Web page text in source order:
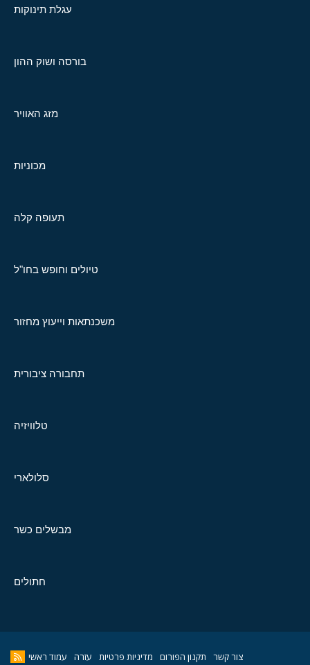
עגלת תינוקות
בורסה ושוק ההון
מזג האוויר
מכוניות
תעופה קלה
טיולים וחופש בחו"ל
משכנתאות וייעוץ מחזור
תחבורה ציבורית
טלוויזיה
סלולארי
מבשלים כשר
חתולים
צור קשר תקנון הפורום מדיניות פרטיות עזרה עמוד ראשי